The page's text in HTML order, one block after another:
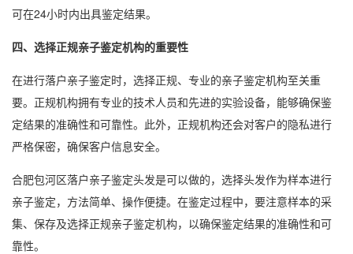
可在24小时内出具鉴定结果。
四、选择正规亲子鉴定机构的重要性
在进行落户亲子鉴定时，选择正规、专业的亲子鉴定机构至关重
要。正规机构拥有专业的技术人员和先进的实验设备，能够确保鉴
定结果的准确性和可靠性。此外，正规机构还会对客户的隐私进行
严格保密，确保客户信息安全。
合肥包河区落户亲子鉴定头发是可以做的，选择头发作为样本进行
亲子鉴定，方法简单、操作便捷。在鉴定过程中，要注意样本的采
集、保存及选择正规亲子鉴定机构，以确保鉴定结果的准确性和可
靠性。